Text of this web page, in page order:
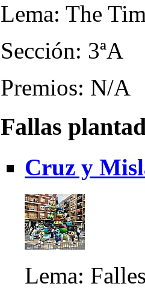
Lema: The
Sección: 3ªA
Premios: N/A
Fallas
Cruz y
Lema: